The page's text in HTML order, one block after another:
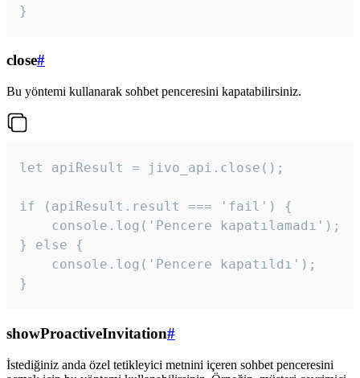
}
close#
Bu yöntemi kullanarak sohbet penceresini kapatabilirsiniz.
let apiResult = jivo_api.close();
if (apiResult.result === 'fail') {
    console.log('Pencere kapatılamadı');
} else {
    console.log('Pencere kapatıldı');
}
showProactiveInvitation#
İstediğiniz anda özel tetikleyici metnini içeren sohbet penceresini